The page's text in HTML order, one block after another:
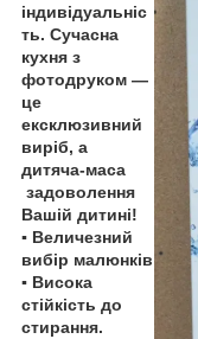
індивідуальніс
ть. Сучасна
кухня з
фотодруком —
це
ексклюзивний
виріб, а
дитяча-маса
задоволення
Вашій дитині!
▪ Величезний
вибір малюнків
▪ Висока
стійкість до
стирання.